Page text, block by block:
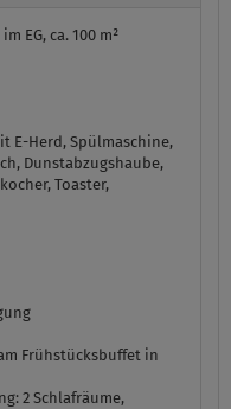
EG, ca. 100 m²
E-Herd, Spülmaschine,
Dunstabzugshaube,
Toaster,
Frühstücksbuffet in
2 Schlafräume,